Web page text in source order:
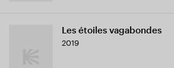
Les étoiles vagabondes
2019